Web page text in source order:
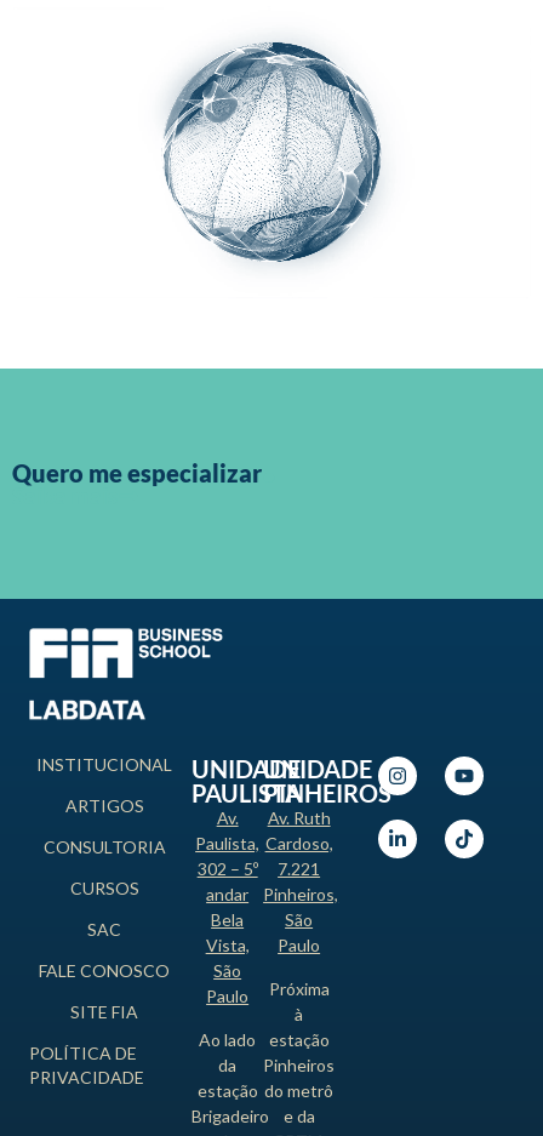
Quero me especializar
INSTITUCIONAL
ARTIGOS
CONSULTORIA
CURSOS
SAC
FALE CONOSCO
SITE FIA
POLÍTICA DE
PRIVACIDADE
UNIDADE
PAULISTA
Av.
Paulista,
302 – 5º
andar
Bela
Vista,
São
Paulo
Ao lado
da
estação
Brigadeiro
UNIDADE
PINHEIROS
Av. Ruth
Cardoso,
7.221
Pinheiros,
São
Paulo
Próxima
à
estação
Pinheiros
do metrô
e da